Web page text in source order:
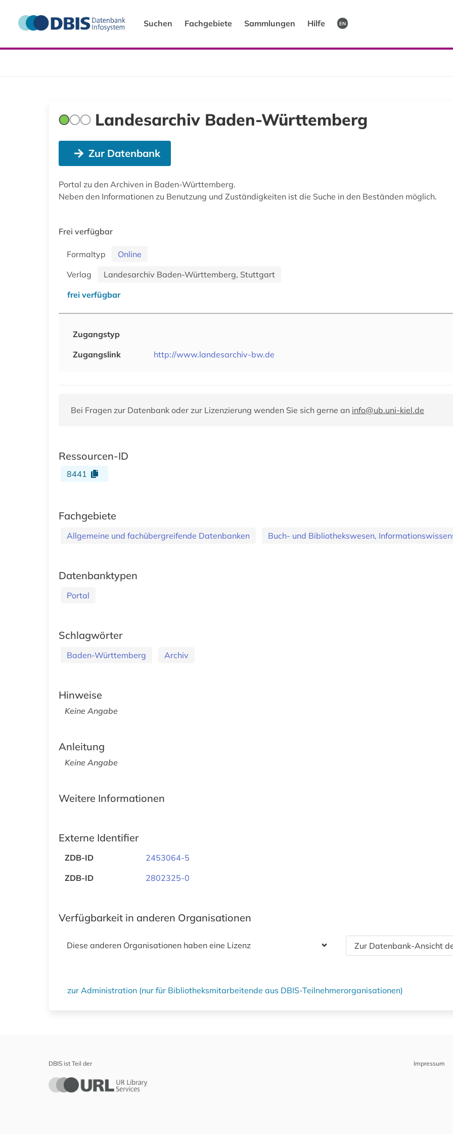
Suchen Fachgebiete Sammlungen Hilfe EN
Landesarchiv Baden-Württemberg
Zur Datenbank
Portal zu den Archiven in Baden-Württemberg.
Neben den Informationen zu Benutzung und Zuständigkeiten ist die Suche in den Beständen möglich.
Frei verfügbar
Formaltyp
Online
Verlag
Landesarchiv Baden-Württemberg, Stuttgart
frei verfügbar
Zugangstyp
Zugangslink
http://www.landesarchiv-bw.de
Bei Fragen zur Datenbank oder zur Lizenzierung wenden Sie sich gerne an info@ub.uni-kiel.de
Ressourcen-ID
8441
Fachgebiete
Allgemeine und fachübergreifende Datenbanken Buch- und Bibliothekswesen,
Datenbanktypen
Portal
Schlagwörter
Baden-Württemberg Archiv
Hinweise
Keine Angabe
Anleitung
Keine Angabe
Weitere Informationen
Externe Identifier
ZDB-ID
2453064-5
ZDB-ID
2802325-0
Verfügbarkeit in anderen Organisationen
Diese anderen Organisationen haben eine Lizenz Zur Datenbank-Ansicht
zur Administration (nur für Bibliotheksmitarbeitende aus DBIS-Teilnehmerorganisationen)
DBIS ist Teil der Impressum